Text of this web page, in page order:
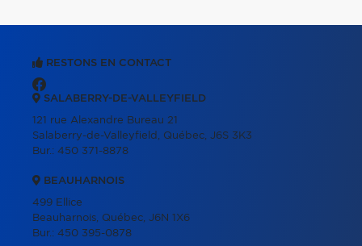
RESTONS EN CONTACT
SALABERRY-DE-VALLEYFIELD
121 rue Alexandre Bureau 21
Salaberry-de-Valleyfield, Québec, J6S 3K3
Bur.: 450 371-8878
BEAUHARNOIS
499 Ellice
Beauharnois, Québec, J6N 1X6
Bur.: 450 395-0878